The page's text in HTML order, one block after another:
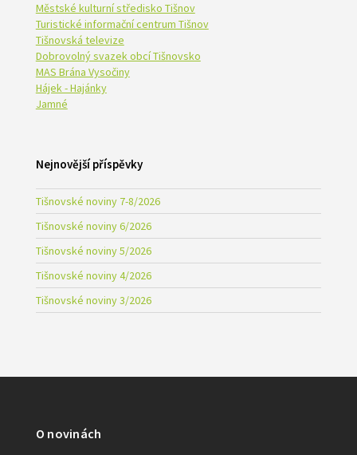
Městské kulturní středisko Tišnov
Turistické informační centrum Tišnov
Tišnovská televize
Dobrovolný svazek obcí Tišnovsko
MAS Brána Vysočiny
Hájek - Hajánky
Jamné
Nejnovější příspěvky
Tišnovské noviny 7-8/2026
Tišnovské noviny 6/2026
Tišnovské noviny 5/2026
Tišnovské noviny 4/2026
Tišnovské noviny 3/2026
O novinách